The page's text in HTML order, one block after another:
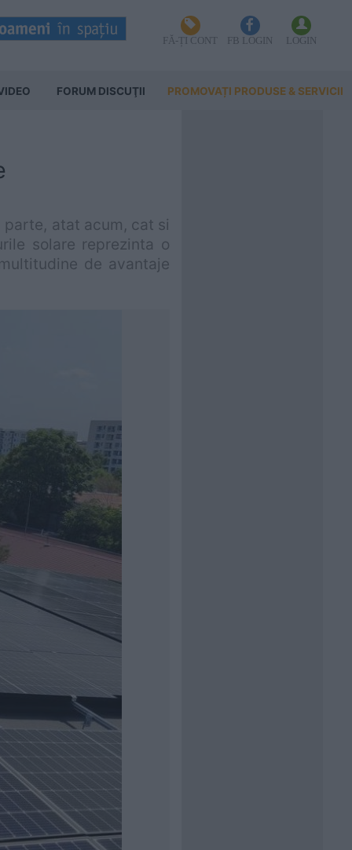
FĂ-ȚI CONT FB LOGIN LOGIN
FORUM DISCUŢII PROMOVAȚI PRODUSE & SERVICII
atat acum, cat si
solare reprezinta o
de avantaje